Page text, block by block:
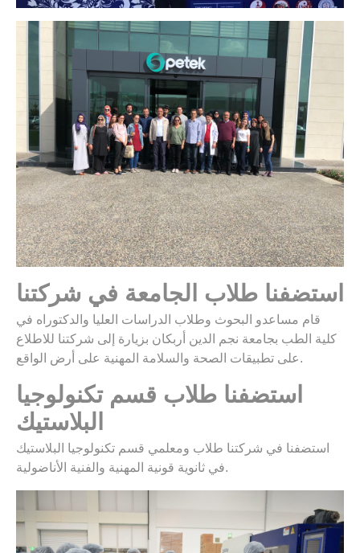
استضفنا طلاب الجامعة في شركتنا
قام مساعدو البحوث وطلاب الدراسات العليا والدكتوراه في
كلية الطب بجامعة نجم الدين أربكان بزيارة إلى شركتنا للاطلاع
على تطبيقات الصحة والسلامة المهنية على أرض الواقع.
استضفنا طلاب قسم تكنولوجيا
البلاستيك
استضفنا في شركتنا طلاب ومعلمي قسم تكنولوجيا البلاستيك
في ثانوية قونية المهنية والفنية الأناضولية.